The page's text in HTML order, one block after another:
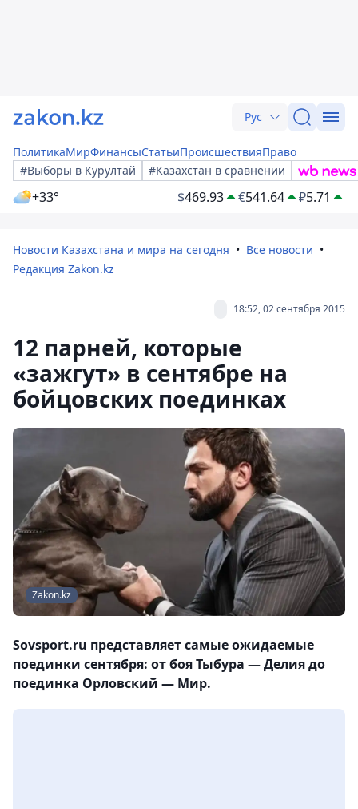
Рус
ПолитикаМирФинансыСтатьиПроисшествияПраво
#Выборы в Курултай
#Казахстан в сравнении
+33° $469.93 €541.64 ₽5.71
Новости Казахстана и мира на сегодня
Все новости
Редакция Zakon.kz
18:52, 02 сентября 2015
12 парней, которые
«зажгут» в сентябре на
бойцовских поединках
Zakon.kz
Sovsport.ru представляет самые ожидаемые
поединки сентября: от боя Тыбура — Делия до
поединка Орловский — Мир.